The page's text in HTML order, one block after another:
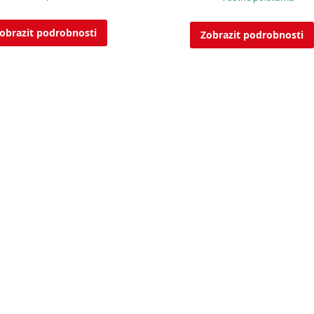
podrobnosti Zobrazit podrobnosti